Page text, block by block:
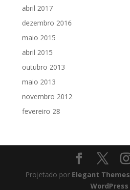
abril 2017
dezembro 2016
maio 2015
abril 2015
outubro 2013
maio 2013
novembro 2012
fevereiro 28
Projetado por Elegant Themes
WordPress